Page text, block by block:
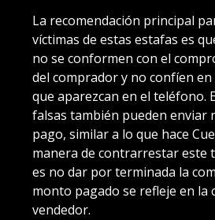
La recomendación principal
víctimas de estas estafas es
no se conformen con el
del comprador y no confíen
que aparezcan en el teléfono.
falsas también pueden enviar
pago, similar a lo que hace
manera de contrarrestar este
es no dar por terminada la
monto pagado se refleje en la
vendedor.